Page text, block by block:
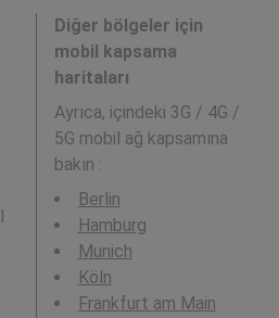
Diğer bölgeler için
mobil kapsama
haritaları
Ayrıca, içindeki 3G / 4G /
5G mobil ağ kapsamına
bakın :
Berlin
Hamburg
Munich
Köln
Frankfurt am Main